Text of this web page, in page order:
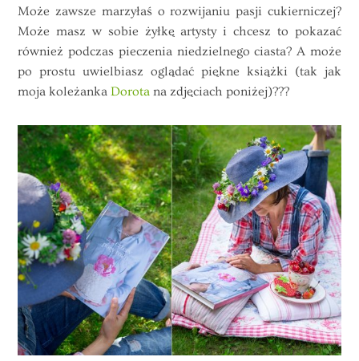
Może zawsze marzyłaś o rozwijaniu pasji cukierniczej?
Może masz w sobie żyłkę artysty i chcesz to pokazać
również podczas pieczenia niedzielnego ciasta? A może
po prostu uwielbiasz oglądać piękne książki (tak jak
moja koleżankaDorota na zdjęciach poniżej)???